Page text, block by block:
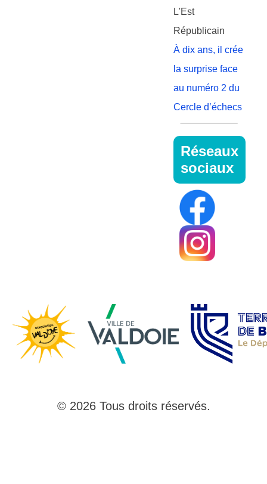
L'Est
Républicain
À dix ans, il crée
la surprise face
au numéro 2 du
Cercle d’échecs
Réseaux
sociaux
© 2026 Tous droits réservés.